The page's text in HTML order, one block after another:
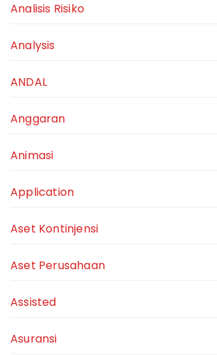
Analisis Risiko
Analysis
ANDAL
Anggaran
Animasi
Application
Aset Kontinjensi
Aset Perusahaan
Assisted
Asuransi